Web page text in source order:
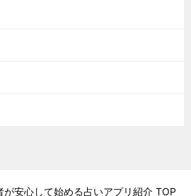
安心して始める占いアプリ紹介 TOP